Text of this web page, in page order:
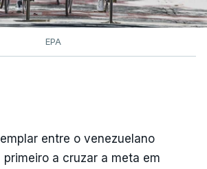
EPA
entre o venezuelano
primeiro a cruzar a meta em